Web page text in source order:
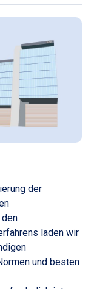
der
den
laden wir
und besten